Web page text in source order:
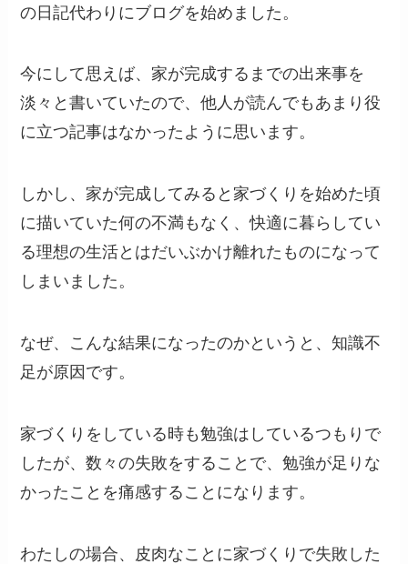
の日記代わりにブログを始めました。
今にして思えば、家が完成するまでの出来事を
淡々と書いていたので、他人が読んでもあまり役
に立つ記事はなかったように思います。
しかし、家が完成してみると家づくりを始めた頃
に描いていた何の不満もなく、快適に暮らしてい
る理想の生活とはだいぶかけ離れたものになって
しまいました。
なぜ、こんな結果になったのかというと、知識不
足が原因です。
家づくりをしている時も勉強はしているつもりで
したが、数々の失敗をすることで、勉強が足りな
かったことを痛感することになります。
わたしの場合、皮肉なことに家づくりで失敗した